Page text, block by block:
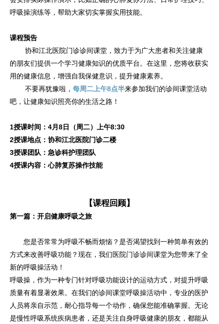
呼吸操演练等，帮助大家切实掌握实用技能。
课程预告
协和江北医院门诊诊间课堂，致力于为广大患者和关注健康
的朋友们提供一个学习健康知识的优质平台。在这里，您将收获实
用的健康信息，增强自我保健意识，提升健康素养。
不要再犹豫啦，每周二上午8点半来参加我们的诊间课堂活动
吧，让健康知识照亮你的生活之路！
1授课时间：4月8日（周二）上午8:30
2授课地点：协和江北医院门诊二楼
3授课团队：急诊科护理团队
4授课内容：心肺复苏操作技能
【课程回顾】
第一篇：开启健康呼吸之旅
您是否常常为呼吸不畅而烦恼？是否渴望找到一种简单有效的
方式来改善呼吸功能？现在，我们医院门诊诊间课堂为您带来了全
新的呼吸操活动！
呼吸操，作为一种专门针对呼吸功能设计的运动方式，对提升呼吸
质量有着显著效果。在我们的诊间课堂呼吸操活动中，专业的医护
人员将亲自示范，耐心指导每一个动作，确保您能准确掌握。无论
是慢性呼吸系统疾病患者，还是关注自身呼吸健康的朋友，都能从